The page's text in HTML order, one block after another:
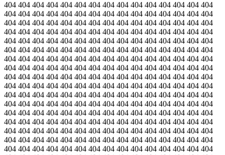
404 404 404 404 404 404 404 404 404 404 404 404 404 404 404
404 404 404 404 404 404 404 404 404 404 404 404 404 404 404
404 404 404 404 404 404 404 404 404 404 404 404 404 404 404
404 404 404 404 404 404 404 404 404 404 404 404 404 404 404
404 404 404 404 404 404 404 404 404 404 404 404 404 404 404
404 404 404 404 404 404 404 404 404 404 404 404 404 404 404
404 404 404 404 404 404 404 404 404 404 404 404 404 404 404
404 404 404 404 404 404 404 404 404 404 404 404 404 404 404
404 404 404 404 404 404 404 404 404 404 404 404 404 404 404
404 404 404 404 404 404 404 404 404 404 404 404 404 404 404
404 404 404 404 404 404 404 404 404 404 404 404 404 404 404
404 404 404 404 404 404 404 404 404 404 404 404 404 404 404
404 404 404 404 404 404 404 404 404 404 404 404 404 404 404
404 404 404 404 404 404 404 404 404 404 404 404 404 404 404
404 404 404 404 404 404 404 404 404 404 404 404 404 404 404
404 404 404 404 404 404 404 404 404 404 404 404 404 404 404
404 404 404 404 404 404 404 404 404 404 404 404 404 404 404